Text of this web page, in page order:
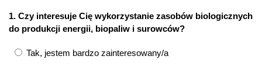
1. Czy interesuje Cię wykorzystanie zasobów biologicznych
do produkcji energii, biopaliw i surowców?
Tak, jestem bardzo zainteresowany/a